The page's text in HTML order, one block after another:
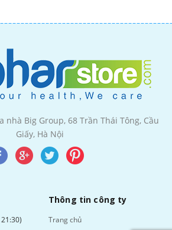
nhà Big Group, 68 Trần Thái Tông, Cầu
Giấy, Hà Nội
Thông tin công ty
Trang chủ